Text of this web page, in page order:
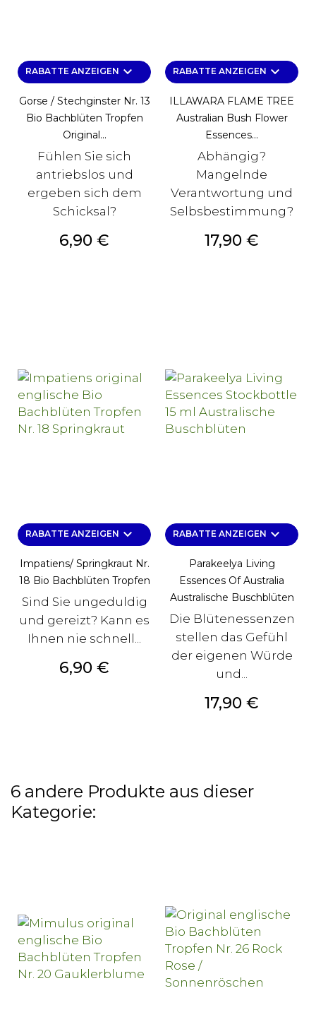
RABATTE ANZEIGEN keyboard_arrow_down
Gorse / Stechginster Nr. 13
Bio Bachblüten Tropfen
Original...
Fühlen Sie sich
antriebslos und
ergeben sich dem
Schicksal?
Preis
6,90 €
RABATTE ANZEIGEN keyboard_arrow_down
ILLAWARA FLAME TREE
Australian Bush Flower
Essences...
Abhängig?
Mangelnde
Verantwortung und
Selbsbestimmung?
Preis
17,90 €
RABATTE ANZEIGEN keyboard_arrow_down
Impatiens/ Springkraut Nr.
18 Bio Bachblüten Tropfen
Sind Sie ungeduldig
und gereizt? Kann es
Ihnen nie schnell...
Preis
6,90 €
RABATTE ANZEIGEN keyboard_arrow_down
Parakeelya Living
Essences Of Australia
Australische Buschblüten
Die Blütenessenzen
stellen das Gefühl
der eigenen Würde
und...
Preis
17,90 €
6 andere Produkte aus dieser
Kategorie: